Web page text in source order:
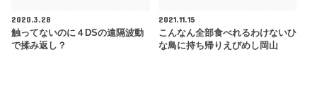
2020.3.28
触ってないのに４DSの遠隔波動
で揉み返し？
2021.11.15
こんなん全部食べれるわけないひ
な鳥に持ち帰りえびめし岡山